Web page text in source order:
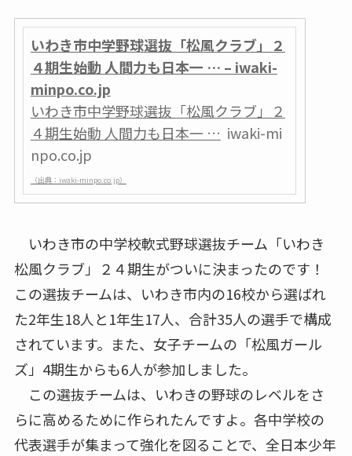
いわき市中学野球選抜「松風クラブ」２
４期生始動 人間力も日本一 … – iwaki-
minpo.co.jp
いわき市中学野球選抜「松風クラブ」２
４期生始動 人間力も日本一 … iwaki-mi
npo.co.jp
（出典：iwaki-minpo.co.jp）
いわき市の中学校軟式野球選抜チーム「いわき
松風クラブ」２４期生がついに決まったのです！
この選抜チームは、いわき市内の16校から選ばれ
た2年生18人と1年生17人、合計35人の選手で構成
されています。また、女子チームの「松風ガール
ズ」4期生からも6人が参加しました。
この選抜チームは、いわきの野球のレベルをさ
らに高めるために作られたんですよ。各中学校の
代表選手が集まって強化を図ることで、全日本少年